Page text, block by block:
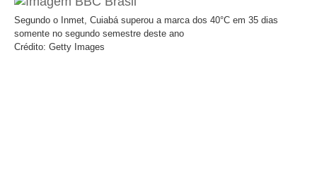
Segundo o Inmet, Cuiabá superou a marca dos 40°C em 35 dias
somente no segundo semestre deste ano
Crédito: Getty Images